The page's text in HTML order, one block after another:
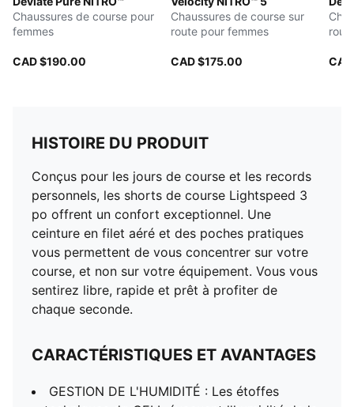
Chaussures de course pour
femmes
CAD $190.00
Chaussures de course sur
route pour femmes
CAD $175.00
HISTOIRE DU PRODUIT
Conçus pour les jours de course et les records
personnels, les shorts de course Lightspeed 3
po offrent un confort exceptionnel. Une
ceinture en filet aéré et des poches pratiques
vous permettent de vous concentrer sur votre
course, et non sur votre équipement. Vous vous
sentirez libre, rapide et prêt à profiter de
chaque seconde.
CARACTÉRISTIQUES ET AVANTAGES
GESTION DE L'HUMIDITÉ : Les étoffes